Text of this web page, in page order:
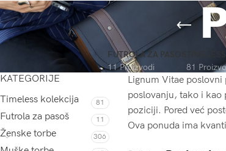
FUTROLA ZA PASOŠ
11 Proizvodi
81
KATEGORIJE
Timeless kolekcija
81
Futrola za pasoš 11
Ženske torbe 306
Lignum Vitae
poslovanju, tako i kao
poziciji. Pored već
Ova ponuda ima